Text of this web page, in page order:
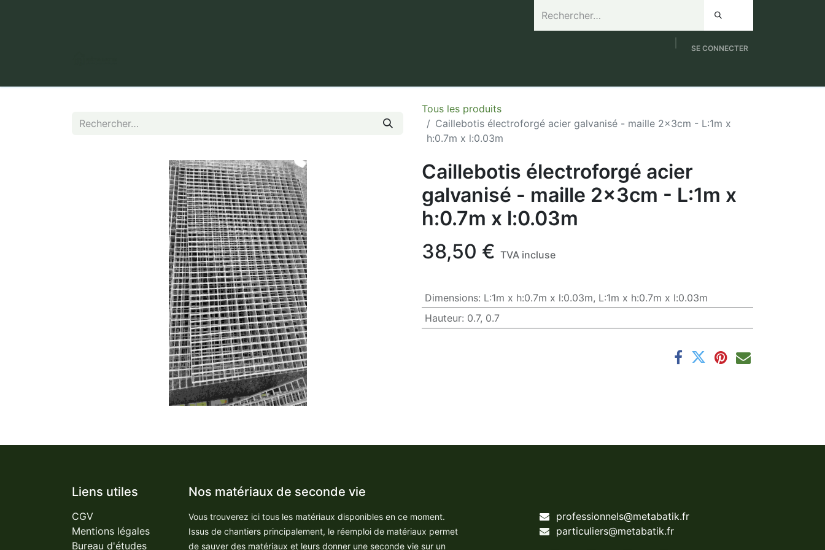
SE CONNECTER
Tous les produits
Caillebotis électroforgé acier galvanisé - maille 2x3cm - L:1m x
h:0.7m x l:0.03m
Caillebotis électroforgé acier
galvanisé - maille 2x3cm - L:1m x
h:0.7m x l:0.03m
38,50 € TVA incluse
Dimensions: L:1m x h:0.7m x l:0.03m, L:1m x h:0.7m x l:0.03m
Hauteur: 0.7, 0.7
Liens utiles
CGV
Mentions légales
Bureau d'études
Nos matériaux de seconde vie
Vous trouverez ici tous les matériaux disponibles en ce moment.
Issus de chantiers principalement, le réemploi de matériaux permet
de sauver des matériaux et leurs donner une seconde vie sur un
professionnels@metabatik.fr
particuliers@metabatik.fr